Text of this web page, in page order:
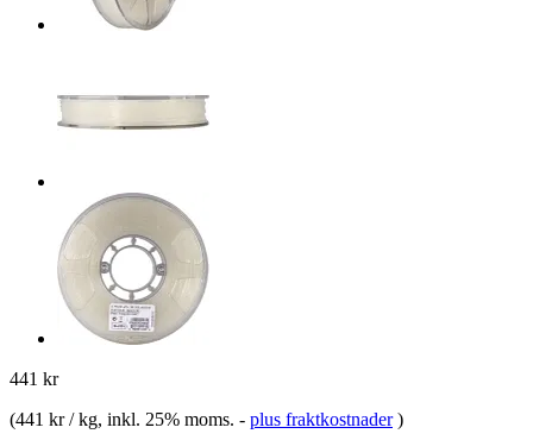
441 kr
(441 kr / kg, inkl. 25% moms. - plus fraktkostnader )